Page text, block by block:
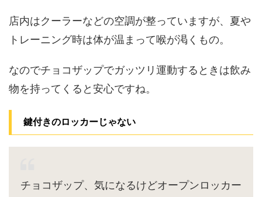
店内はクーラーなどの空調が整っていますが、夏や
トレーニング時は体が温まって喉が渇くもの。
なのでチョコザップでガッツリ運動するときは飲み
物を持ってくると安心ですね。
鍵付きのロッカーじゃない
チョコザップ、気になるけどオープンロッカー